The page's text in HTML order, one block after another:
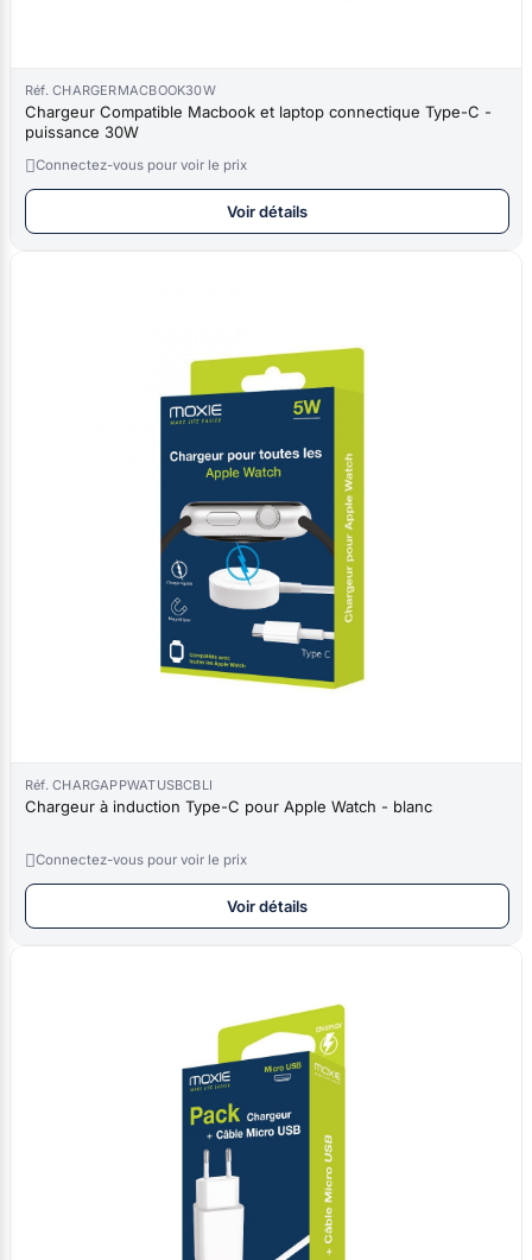
Réf. CHARGERMACBOOK30W
Chargeur Compatible Macbook et laptop connectique Type-C -
puissance 30W
Connectez-vous pour voir le prix
Voir détails
Réf. CHARGAPPWATUSBCBLI
Chargeur à induction Type-C pour Apple Watch - blanc
Connectez-vous pour voir le prix
Voir détails